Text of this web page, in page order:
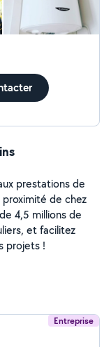
prestations de
de chez
4,5 millions de
et facilitez
projets !
Entreprise